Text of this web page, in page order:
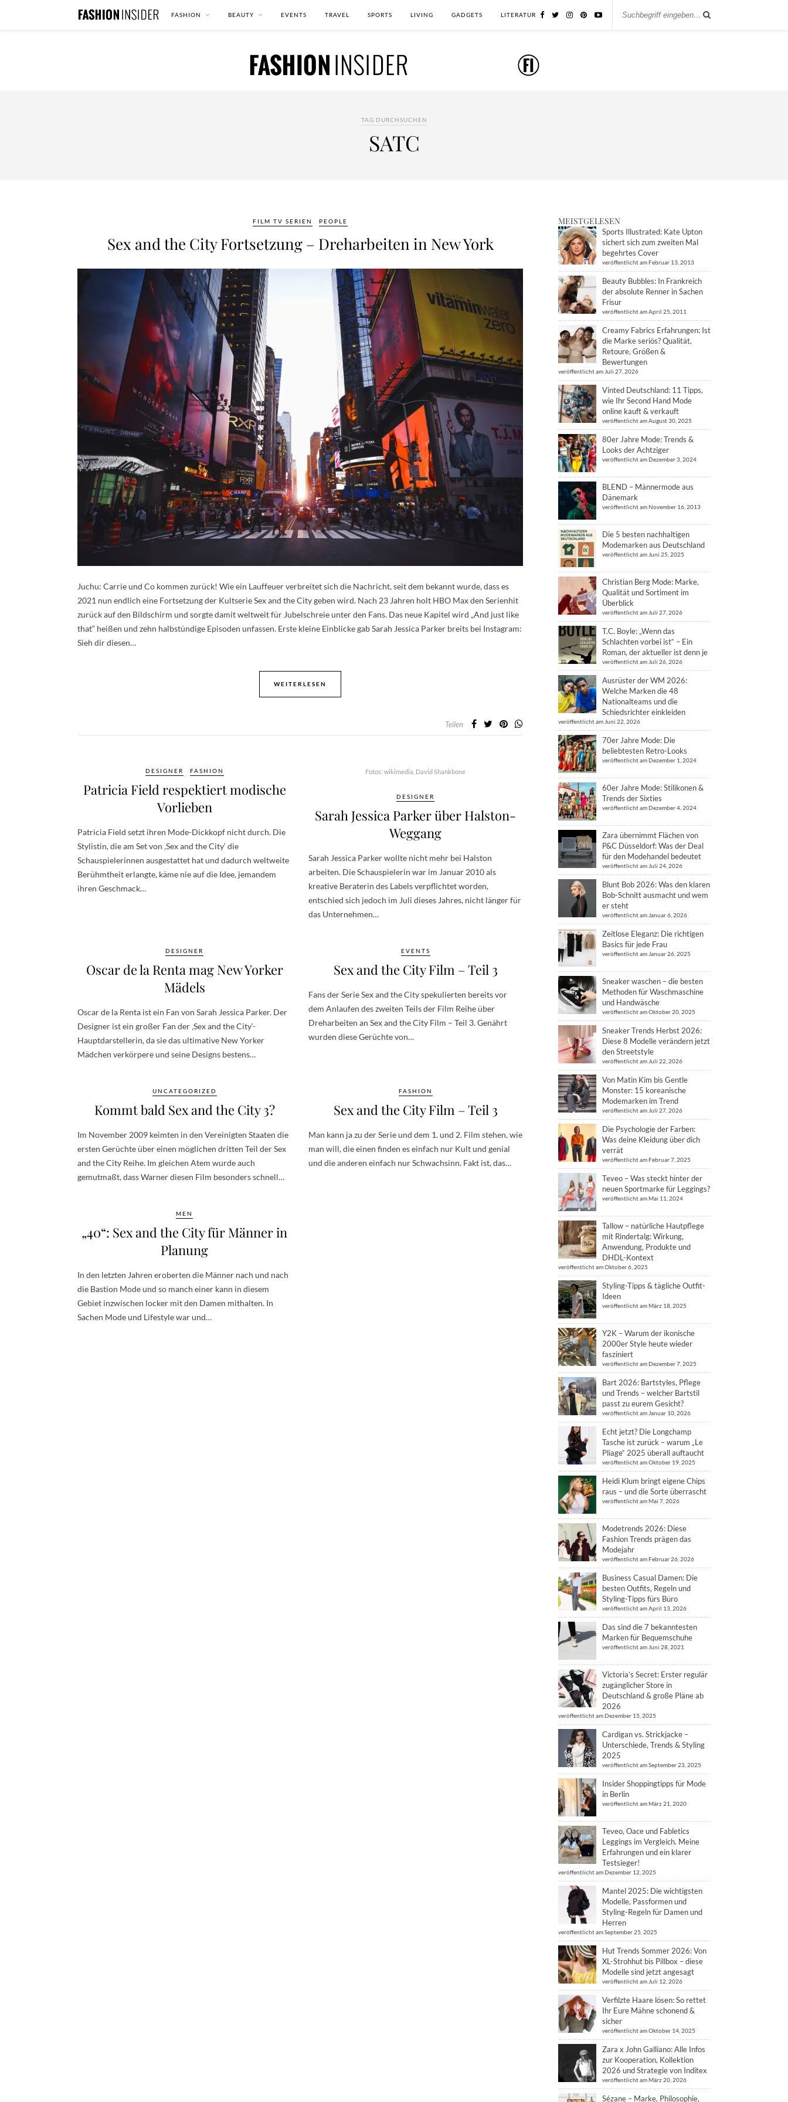
FASHION BEAUTY EVENTS TRAVEL SPORTS LIVING GADGETS LITERATUR
TAG DURCHSUCHEN
SATC
FILM TV SERIEN PEOPLE
Sex and the City Fortsetzung – Dreharbeiten in New York
Juchu: Carrie und Co kommen zurück! Wie ein Lauffeuer verbreitet sich die Nachricht, seit dem bekannt wurde, dass es
2021 nun endlich eine Fortsetzung der Kultserie Sex and the City geben wird. Nach 23 Jahren holt HBO Max den Serienhit
zurück auf den Bildschirm und sorgte damit weltweit für Jubelschreie unter den Fans. Das neue Kapitel wird „And just like
that“ heißen und zehn halbstündige Episoden unfassen. Erste kleine Einblicke gab Sarah Jessica Parker breits bei Instagram:
Sieh dir diesen…
WEITERLESEN
Teilen
DESIGNER FASHION
Patricia Field respektiert modische
Vorlieben
Patricia Field setzt ihren Mode-Dickkopf nicht durch. Die
Stylistin, die am Set von ‚Sex and the City‘ die
Schauspielerinnen ausgestattet hat und dadurch weltweite
Berühmtheit erlangte, käme nie auf die Idee, jemandem
ihren Geschmack…
Fotos: wikimedia, David Shankbone
DESIGNER
Sarah Jessica Parker über Halston-
Weggang
Sarah Jessica Parker wollte nicht mehr bei Halston
arbeiten. Die Schauspielerin war im Januar 2010 als
kreative Beraterin des Labels verpflichtet worden,
entschied sich jedoch im Juli dieses Jahres, nicht länger für
das Unternehmen…
DESIGNER
Oscar de la Renta mag New Yorker
Mädels
Oscar de la Renta ist ein Fan von Sarah Jessica Parker. Der
Designer ist ein großer Fan der ‚Sex and the City‘-
Hauptdarstellerin, da sie das ultimative New Yorker
Mädchen verkörpere und seine Designs bestens…
EVENTS
Sex and the City Film – Teil 3
Fans der Serie Sex and the City spekulierten bereits vor
dem Anlaufen des zweiten Teils der Film Reihe über
Dreharbeiten an Sex and the City Film – Teil 3. Genährt
wurden diese Gerüchte von…
UNCATEGORIZED
Kommt bald Sex and the City 3?
Im November 2009 keimten in den Vereinigten Staaten die
ersten Gerüchte über einen möglichen dritten Teil der Sex
and the City Reihe. Im gleichen Atem wurde auch
gemutmaßt, dass Warner diesen Film besonders schnell…
FASHION
Sex and the City Film – Teil 3
Man kann ja zu der Serie und dem 1. und 2. Film stehen, wie
man will, die einen finden es einfach nur Kult und genial
und die anderen einfach nur Schwachsinn. Fakt ist, das…
MEN
„40“: Sex and the City für Männer in
Planung
In den letzten Jahren eroberten die Männer nach und nach
die Bastion Mode und so manch einer kann in diesem
Gebiet inzwischen locker mit den Damen mithalten. In
Sachen Mode und Lifestyle war und…
MEISTGELESEN
Sports Illustrated: Kate Upton
sichert sich zum zweiten Mal
begehrtes Cover
veröffentlicht am Februar 13, 2013
Beauty Bubbles: In Frankreich
der absolute Renner in Sachen
Frisur
veröffentlicht am April 25, 2011
Creamy Fabrics Erfahrungen: Ist
die Marke seriös? Qualität,
Retoure, Größen &
Bewertungen
veröffentlicht am Juli 27, 2026
Vinted Deutschland: 11 Tipps,
wie Ihr Second Hand Mode
online kauft & verkauft
veröffentlicht am August 30, 2025
80er Jahre Mode: Trends &
Looks der Achtziger
veröffentlicht am Dezember 3, 2024
BLEND – Männermode aus
Dänemark
veröffentlicht am November 16, 2013
Die 5 besten nachhaltigen
Modemarken aus Deutschland
veröffentlicht am Juni 25, 2025
Christian Berg Mode: Marke,
Qualität und Sortiment im
Überblick
veröffentlicht am Juli 27, 2026
T.C. Boyle: „Wenn das
Schlachten vorbei ist“ – Ein
Roman, der aktueller ist denn je
veröffentlicht am Juli 26, 2026
Ausrüster der WM 2026:
Welche Marken die 48
Nationalteams und die
Schiedsrichter einkleiden
veröffentlicht am Juni 22, 2026
70er Jahre Mode: Die
beliebtesten Retro-Looks
veröffentlicht am Dezember 1, 2024
60er Jahre Mode: Stilikonen &
Trends der Sixties
veröffentlicht am Dezember 4, 2024
Zara übernimmt Flächen von
P&C Düsseldorf: Was der Deal
für den Modehandel bedeutet
veröffentlicht am Juli 24, 2026
Blunt Bob 2026: Was den klaren
Bob-Schnitt ausmacht und wem
er steht
veröffentlicht am Januar 6, 2026
Zeitlose Eleganz: Die richtigen
Basics für jede Frau
veröffentlicht am Januar 26, 2025
Sneaker waschen – die besten
Methoden für Waschmaschine
und Handwäsche
veröffentlicht am Oktober 20, 2025
Sneaker Trends Herbst 2026:
Diese 8 Modelle verändern jetzt
den Streetstyle
veröffentlicht am Juli 22, 2026
Von Matin Kim bis Gentle
Monster: 15 koreanische
Modemarken im Trend
veröffentlicht am Juli 27, 2026
Die Psychologie der Farben:
Was deine Kleidung über dich
verrät
veröffentlicht am Februar 7, 2025
Teveo – Was steckt hinter der
neuen Sportmarke für Leggings?
veröffentlicht am Mai 11, 2024
Tallow – natürliche Hautpflege
mit Rindertalg: Wirkung,
Anwendung, Produkte und
DHDL-Kontext
veröffentlicht am Oktober 6, 2025
Styling-Tipps & tägliche Outfit-
Ideen
veröffentlicht am März 18, 2025
Y2K – Warum der ikonische
2000er Style heute wieder
fasziniert
veröffentlicht am Dezember 7, 2025
Bart 2026: Bartstyles, Pflege
und Trends – welcher Bartstil
passt zu eurem Gesicht?
veröffentlicht am Januar 10, 2026
Echt jetzt? Die Longchamp
Tasche ist zurück – warum „Le
Pliage“ 2025 überall auftaucht
veröffentlicht am Oktober 19, 2025
Heidi Klum bringt eigene Chips
raus – und die Sorte überrascht
veröffentlicht am Mai 7, 2026
Modetrends 2026: Diese
Fashion Trends prägen das
Modejahr
veröffentlicht am Februar 26, 2026
Business Casual Damen: Die
besten Outfits, Regeln und
Styling-Tipps fürs Büro
veröffentlicht am April 13, 2026
Das sind die 7 bekanntesten
Marken für Bequemschuhe
veröffentlicht am Juni 28, 2021
Victoria’s Secret: Erster regulär
zugänglicher Store in
Deutschland & große Pläne ab
2026
veröffentlicht am Dezember 15, 2025
Cardigan vs. Strickjacke –
Unterschiede, Trends & Styling
2025
veröffentlicht am September 23, 2025
Insider Shoppingtipps für Mode
in Berlin
veröffentlicht am März 21, 2020
Teveo, Oace und Fabletics
Leggings im Vergleich. Meine
Erfahrungen und ein klarer
Testsieger!
veröffentlicht am Dezember 12, 2025
Mantel 2025: Die wichtigsten
Modelle, Passformen und
Styling-Regeln für Damen und
Herren
veröffentlicht am September 25, 2025
Hut Trends Sommer 2026: Von
XL-Strohhut bis Pillbox – diese
Modelle sind jetzt angesagt
veröffentlicht am Juli 12, 2026
Verfilzte Haare lösen: So rettet
Ihr Eure Mähne schonend &
sicher
veröffentlicht am Oktober 14, 2025
Zara x John Galliano: Alle Infos
zur Kooperation, Kollektion
2026 und Strategie von Inditex
veröffentlicht am März 20, 2026
Sézane – Marke, Philosophie,